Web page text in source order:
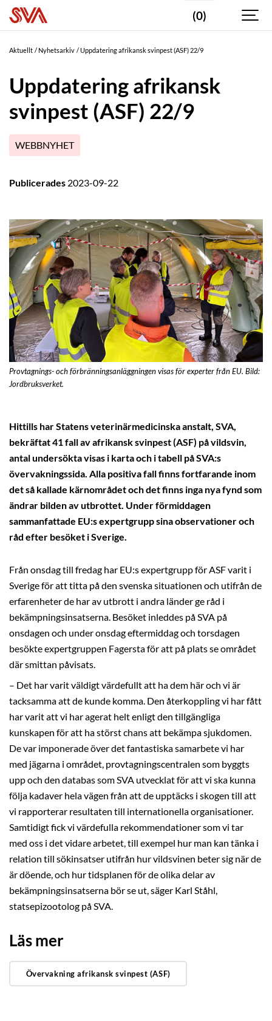
(0)
Aktuellt Nyhetsarkiv Uppdatering afrikansk svinpest (ASF) 22/9
Uppdatering afrikansk
svinpest (ASF) 22/9
WEBBNYHET
Publicerades 2023-09-22
Provtagnings- och förbränningsanläggningen visas för experter från EU. Bild:
Jordbruksverket.
Hittills har Statens veterinärmedicinska anstalt, SVA,
bekräftat 41 fall av afrikansk svinpest (ASF) på vildsvin,
antal undersökta visas i karta och i tabell på SVA:s
övervakningssida. Alla positiva fall finns fortfarande inom
det så kallade kärnområdet och det finns inga nya fynd som
ändrar bilden av utbrottet. Under förmiddagen
sammanfattade EU:s expertgrupp sina observationer och
råd efter besöket i Sverige.
Från onsdag till fredag har EU:s expertgrupp för ASF varit i
Sverige för att titta på den svenska situationen och utifrån de
erfarenheter de har av utbrott i andra länder ge råd i
bekämpningsinsatserna. Besöket inleddes på SVA på
onsdagen och under onsdag eftermiddag och torsdagen
besökte expertgruppen Fagersta för att på plats se området
där smittan påvisats.
– Det har varit väldigt värdefullt att ha dem här och vi är
tacksamma att de kunde komma. Den återkoppling vi har fått
har varit att vi har agerat helt enligt den tillgängliga
kunskapen för att ha störst chans att bekämpa sjukdomen.
De var imponerade över det fantastiska samarbete vi har
med jägarna i området, provtagningscentralen som byggts
upp och den databas som SVA utvecklat för att vi ska kunna
följa kadaver hela vägen från att de upptäcks i skogen till att
vi rapporterar resultaten till internationella organisationer.
Samtidigt fick vi värdefulla rekommendationer som vi tar
med oss i det vidare arbetet, till exempel hur man kan tänka i
relation till sökinsatser utifrån hur vildsvinen beter sig när de
är döende, och hur tidsplanen för de olika delar av
bekämpningsinsatserna bör se ut, säger Karl Ståhl,
statsepizootolog på SVA.
Läs mer
Övervakning afrikansk svinpest (ASF)